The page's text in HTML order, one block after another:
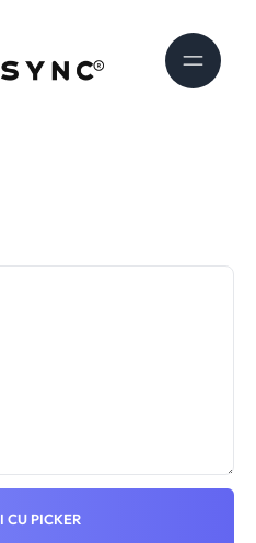
CU PICKER